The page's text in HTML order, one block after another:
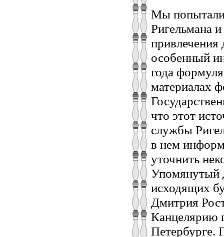
Мы
Ригельмана
привлечения
особенный
года
материалах
что этот
службы
в нем
уточнить
Упомянутый
исходящих
Дмитрия
Канцелярию
Петербурге.